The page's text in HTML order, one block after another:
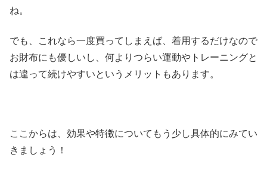
ね。
でも、これなら一度買ってしまえば、着用するだけなので
お財布にも優しいし、何よりつらい運動やトレーニングと
は違って続けやすいというメリットもあります。
ここからは、効果や特徴についてもう少し具体的にみてい
きましょう！